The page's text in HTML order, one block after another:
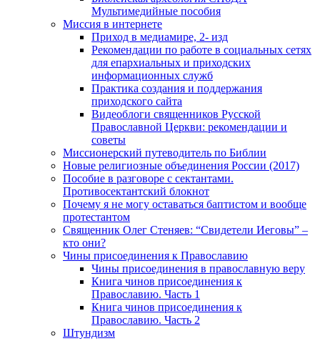
Мультимедийные пособия
Миссия в интернете
Приход в медиамире, 2- изд
Рекомендации по работе в социальных сетях
для епархиальных и приходских
информационных служб
Практика создания и поддержания
приходского сайта
Видеоблоги священников Русской
Православной Церкви: рекомендации и
советы
Миссионерский путеводитель по Библии
Новые религиозные объединения России (2017)
Пособие в разговоре с сектантами.
Противосектантский блокнот
Почему я не могу оставаться баптистом и вообще
протестантом
Священник Олег Стеняев: “Свидетели Иеговы” –
кто они?
Чины присоединения к Православию
Чины присоединения в православную веру
Книга чинов присоединения к
Православию. Часть 1
Книга чинов присоединения к
Православию. Часть 2
Штундизм